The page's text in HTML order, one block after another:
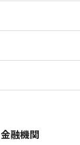
金融機関